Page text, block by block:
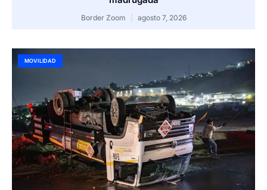
Border Zoom agosto 7, 2026
MOVILIDAD